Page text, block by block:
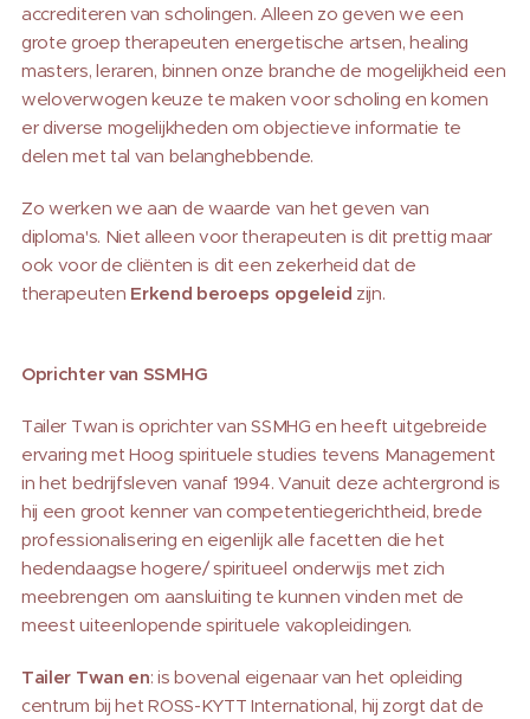
accrediteren van scholingen. Alleen zo geven we een
grote groep therapeuten energetische artsen, healing
masters, leraren, binnen onze branche de mogelijkheid een
weloverwogen keuze te maken voor scholing en komen
er diverse mogelijkheden om objectieve informatie te
delen met tal van belanghebbende.
Zo werken we aan de waarde van het geven van
diploma's. Niet alleen voor therapeuten is dit prettig maar
ook voor de cliënten is dit een zekerheid dat de
therapeuten Erkend beroeps opgeleid zijn.
Oprichter van SSMHG
Tailer Twan is oprichter van SSMHG en heeft uitgebreide
ervaring met Hoog spirituele studies tevens Management
in het bedrijfsleven vanaf 1994. Vanuit deze achtergrond is
hij een groot kenner van competentiegerichtheid, brede
professionalisering en eigenlijk alle facetten die het
hedendaagse hogere/ spiritueel onderwijs met zich
meebrengen om aansluiting te kunnen vinden met de
meest uiteenlopende spirituele vakopleidingen.
Tailer Twan en: is bovenal eigenaar van het opleiding
centrum bij het ROSS-KYTT International, hij zorgt dat de